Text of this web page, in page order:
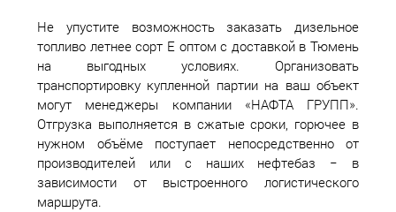
Не упустите возможность заказать дизельное
топливо летнее сорт Е оптом с доставкой в Тюмень
на выгодных условиях. Организовать
транспортировку купленной партии на ваш объект
могут менеджеры компании «НАФТА ГРУПП».
Отгрузка выполняется в сжатые сроки, горючее в
нужном объёме поступает непосредственно от
производителей или с наших нефтебаз − в
зависимости от выстроенного логистического
маршрута.